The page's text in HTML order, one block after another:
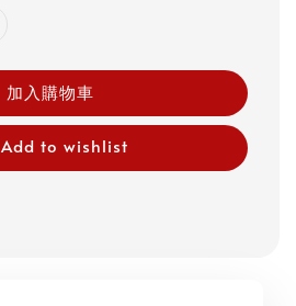
加入購物車
Add to wishlist